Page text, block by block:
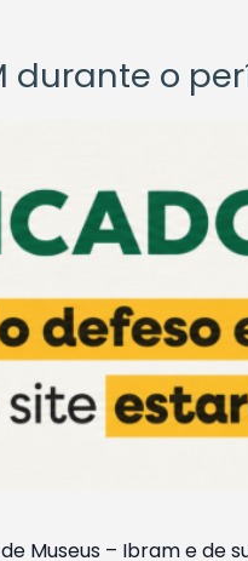
durante o
Museus – Ibram e de